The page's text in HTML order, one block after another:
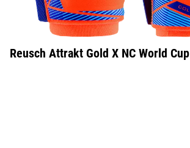
Reusch Attrakt Gold X NC World Cup